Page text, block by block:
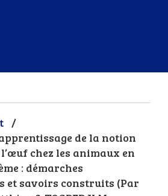
/
de la notion
chez les animaux en
: démarches
et savoirs construits (Par